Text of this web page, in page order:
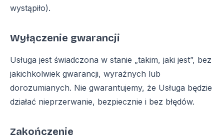
wystąpiło).
Wyłączenie gwarancji
Usługa jest świadczona w stanie „takim, jaki jest”, bez
jakichkolwiek gwarancji, wyraźnych lub
dorozumianych. Nie gwarantujemy, że Usługa będzie
działać nieprzerwanie, bezpiecznie i bez błędów.
Zakończenie